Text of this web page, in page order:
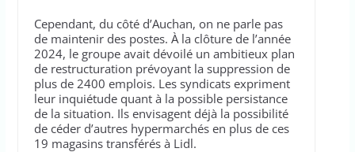
Cependant, du côté d’Auchan, on ne parle pas
de maintenir des postes. À la clôture de l’année
2024, le groupe avait dévoilé un ambitieux plan
de restructuration prévoyant la suppression de
plus de 2400 emplois. Les syndicats expriment
leur inquiétude quant à la possible persistance
de la situation. Ils envisagent déjà la possibilité
de céder d’autres hypermarchés en plus de ces
19 magasins transférés à Lidl.